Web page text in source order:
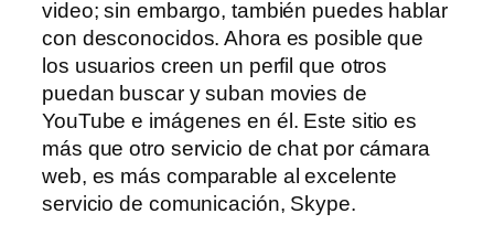
video; sin embargo, también puedes hablar
con desconocidos. Ahora es posible que
los usuarios creen un perfil que otros
puedan buscar y suban movies de
YouTube e imágenes en él. Este sitio es
más que otro servicio de chat por cámara
web, es más comparable al excelente
servicio de comunicación, Skype.